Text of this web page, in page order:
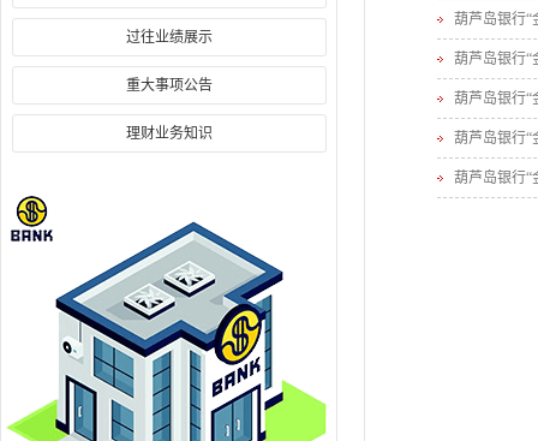
过往业绩展示
重大事项公告
理财业务知识
葫芦岛银行“
葫芦岛银行“
葫芦岛银行“
葫芦岛银行“
葫芦岛银行“